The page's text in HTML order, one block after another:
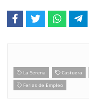
La Serena Castuera
Ferias de Empleo